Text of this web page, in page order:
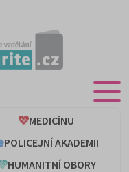
MEDICÍNU
POLICEJNÍ AKADEMII
HUMANITNÍ OBORY